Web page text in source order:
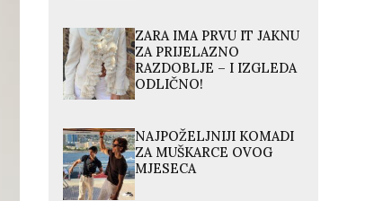
ZARA IMA PRVU IT JAKNU
ZA PRIJELAZNO
RAZDOBLJE – I IZGLEDA
ODLIČNO!
NAJPOŽELJNIJI KOMADI
ZA MUŠKARCE OVOG
MJESECA